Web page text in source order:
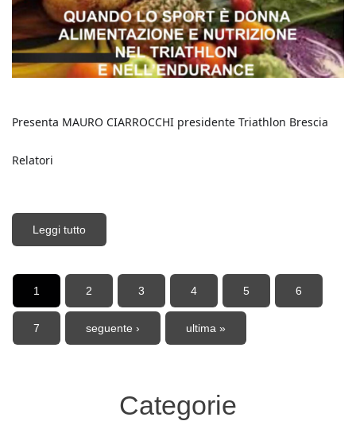
Presenta MAURO CIARROCCHI presidente Triathlon Brescia
Relatori
Leggi tutto
nutrizione nel triathlon e nell'endurance
1 2 3 4 5 6
7 seguente › ultima »
Categorie